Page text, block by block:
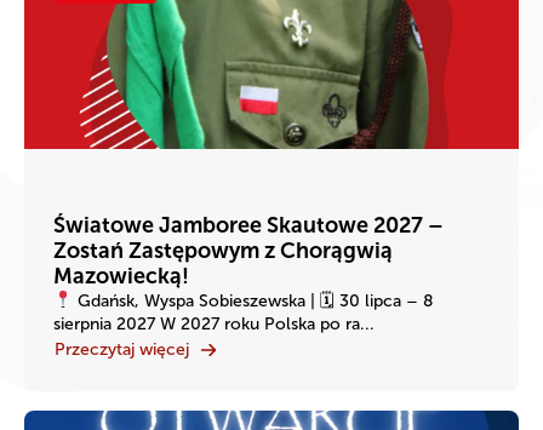
Światowe Jamboree Skautowe 2027 –
Zostań Zastępowym z Chorągwią
Mazowiecką!
Gdańsk, Wyspa Sobieszewska | 🗓 30 lipca – 8
sierpnia 2027 W 2027 roku Polska po ra...
Przeczytaj więcej